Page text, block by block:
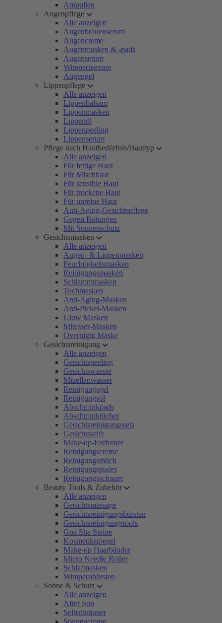
Ampullen
Augenpflege
Alle anzeigen
Augenbrauenserum
Augencreme
Augenmasken & -pads
Augenserum
Wimpernserum
Augengel
Lippenpflege
Alle anzeigen
Lippenbalsam
Lippenmasken
Lippenöl
Lippenpeeling
Lippenserum
Pflege nach Hautbedürfnis/Hauttyp
Alle anzeigen
Für fettige Haut
Für Mischhaut
Für sensible Haut
Für trockene Haut
Für unreine Haut
Anti-Aging-Gesichtspflege
Gegen Rötungen
Mit Sonnenschutz
Gesichtsmasken
Alle anzeigen
Augen- & Lippenmasken
Feuchtigkeitsmasken
Reinigungsmasken
Schlammmasken
Tuchmasken
Anti-Aging-Masken
Anti-Pickel-Masken
Glow Masken
Mitesser-Masken
Overnight Maske
Gesichtsreinigung
Alle anzeigen
Gesichtspeeling
Gesichtswasser
Mizellenwasser
Reinigungsgel
Reinigungsöl
Abschminkpads
Abschminktücher
Gesichtsreinigungssets
Gesichtsseife
Make-up-Entferner
Reinigungscreme
Reinigungsmilch
Reinigungspuder
Reinigungsschaum
Beauty Tools & Zubehör
Alle anzeigen
Gesichtsmassage
Gesichtsreinigungsbürsten
Gesichtsreinigungstools
Gua Sha Steine
Kosmetikspiegel
Make-up Haarbänder
Micro Needle Roller
Schlafmasken
Wimpernbürsten
Sonne & Schutz
Alle anzeigen
After Sun
Selbstbräuner
Sonnencreme